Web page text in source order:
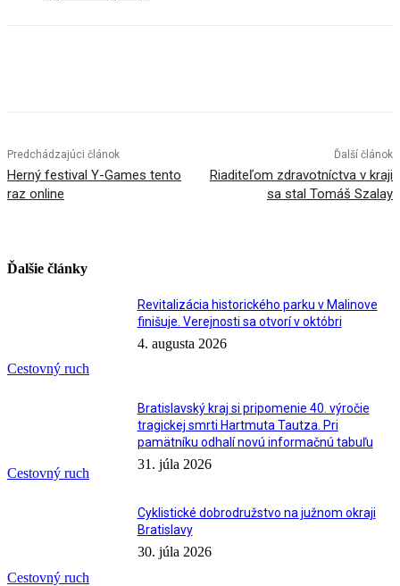
Predchádzajúci článok
Herný festival Y-Games tento
raz online
Ďalší článok
Riaditeľom zdravotníctva v kraji
sa stal Tomáš Szalay
Ďalšie články
Cestovný ruch
Revitalizácia historického parku v Malinove
finišuje. Verejnosti sa otvorí v októbri
4. augusta 2026
Cestovný ruch
Bratislavský kraj si pripomenie 40. výročie
tragickej smrti Hartmuta Tautza. Pri
pamätníku odhalí novú informačnú tabuľu
31. júla 2026
Cestovný ruch
Cyklistické dobrodružstvo na južnom okraji
Bratislavy
30. júla 2026